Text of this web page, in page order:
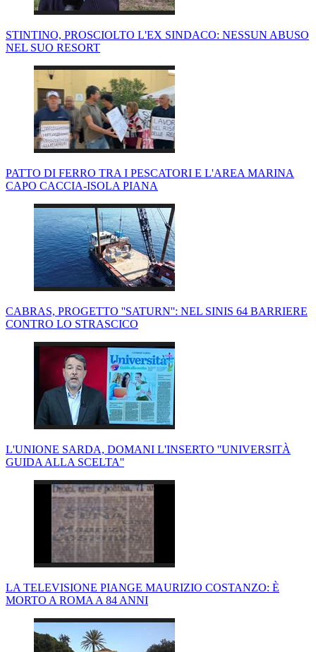
STINTINO, PROSCIOLTO L'EX SINDACO: NESSUN ABUSO
NEL SUO RESORT
PATTO DI FERRO TRA I PESCATORI E L'AREA MARINA
CAPO CACCIA-ISOLA PIANA
CABRAS, PROGETTO ''SATURN'': NEL SINIS 64 BARRIERE
CONTRO LO STRASCICO
L'UNIONE SARDA, DOMANI L'INSERTO ''UNIVERSITÀ
GUIDA ALLA SCELTA''
LA TELEVISIONE PIANGE MAURIZIO COSTANZO: È
MORTO A ROMA A 84 ANNI